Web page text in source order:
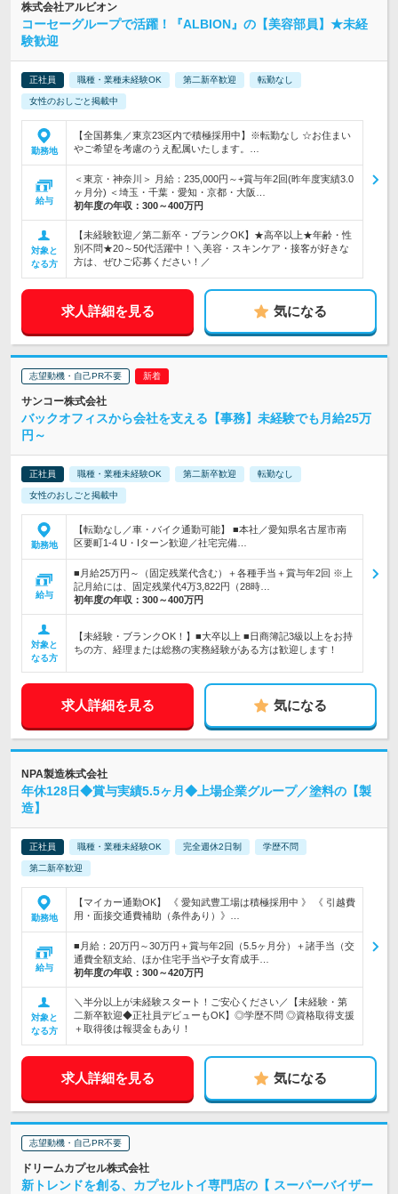
株式会社アルビオン
コーセーグループで活躍！『ALBION』の【美容部員】★未経
験歓迎
正社員 職種・業種未経験OK 第二新卒歓迎 転勤なし
女性のおしごと掲載中
勤務地
【全国募集／東京23区内で積極採用中】※転勤なし ☆お住まい
やご希望を考慮のうえ配属いたします。…
給与
＜東京・神奈川＞ 月給：235,000円～+賞与年2回(昨年度実績3.0
ヶ月分) ＜埼玉・千葉・愛知・京都・大阪…
初年度の年収： 300～400万円
対象と
なる方
【未経験歓迎／第二新卒・ブランクOK】★高卒以上★年齢・性
別不問★20～50代活躍中！＼美容・スキンケア・接客が好きな
方は、ぜひご応募ください！／
求人詳細を見る 気になる
志望動機・自己PR不要
サンコー株式会社
バックオフィスから会社を支える【事務】未経験でも月給25万
円～
正社員 職種・業種未経験OK 第二新卒歓迎 転勤なし
女性のおしごと掲載中
勤務地
【転勤なし／車・バイク通勤可能】 ■本社／愛知県名古屋市南
区要町1-4 U・Iターン歓迎／社宅完備…
給与
■月給25万円～（固定残業代含む）＋各種手当＋賞与年2回 ※上
記月給には、固定残業代4万3,822円（28時…
初年度の年収： 300～400万円
対象と
なる方
【未経験・ブランクOK！】■大卒以上 ■日商簿記3級以上をお持
ちの方、経理または総務の実務経験がある方は歓迎します！
求人詳細を見る 気になる
NPA製造株式会社
年休128日◆賞与実績5.5ヶ月◆上場企業グループ／塗料の【製
造】
正社員 職種・業種未経験OK 完全週休2日制 学歴不問
第二新卒歓迎
勤務地
【マイカー通勤OK】 《 愛知武豊工場は積極採用中 》 《 引越費
用・面接交通費補助（条件あり）》…
給与
■月給：20万円～30万円＋賞与年2回（5.5ヶ月分）＋諸手当（交
通費全額支給、ほか住宅手当や子女育成手…
初年度の年収： 300～420万円
対象と
なる方
＼半分以上が未経験スタート！ご安心ください／【未経験・第
二新卒歓迎◆正社員デビューもOK】◎学歴不問 ◎資格取得支援
＋取得後は報奨金もあり！
求人詳細を見る 気になる
志望動機・自己PR不要
ドリームカプセル株式会社
新トレンドを創る、カプセルトイ専門店の【 スーパーバイザー